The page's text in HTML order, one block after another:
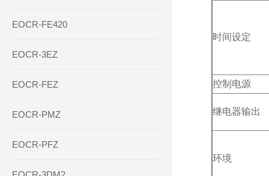
EOCR-FE420
EOCR-3EZ
EOCR-FEZ
EOCR-PMZ
EOCR-PFZ
时间设定
控制电源
继电器输出
环境